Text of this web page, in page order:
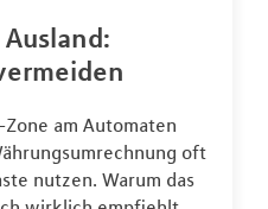
am Automaten
oft
nutzen. Warum das